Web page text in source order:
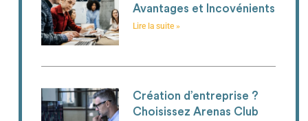
Avantages et Incovénients
Lire la suite »
Création d’entreprise ?
Choisissez Arenas Club